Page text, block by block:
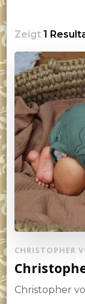
Zeigt 1
CHRISTOPHER
Christopher